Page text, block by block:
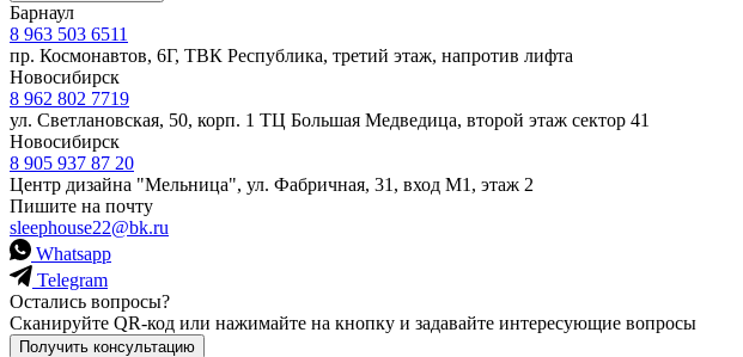
Барнаул
8 963 503 6511
пр. Космонавтов, 6Г, ТВК Республика, третий этаж, напротив лифта
Новосибирск
8 962 802 7719
ул. Светлановская, 50, корп. 1 ТЦ Большая Медведица, второй этаж сектор 41
Новосибирск
8 905 937 87 20
Центр дизайна "Мельница", ул. Фабричная, 31, вход М1, этаж 2
Пишите на почту
sleephouse22@bk.ru
Whatsapp
Telegram
Остались вопросы?
Сканируйте QR-код или нажимайте на кнопку и задавайте интересующие вопросы
Получить консультацию